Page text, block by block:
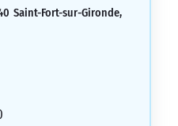
guichetière pour
est grandement
Saint-Fort-sur-Gironde,